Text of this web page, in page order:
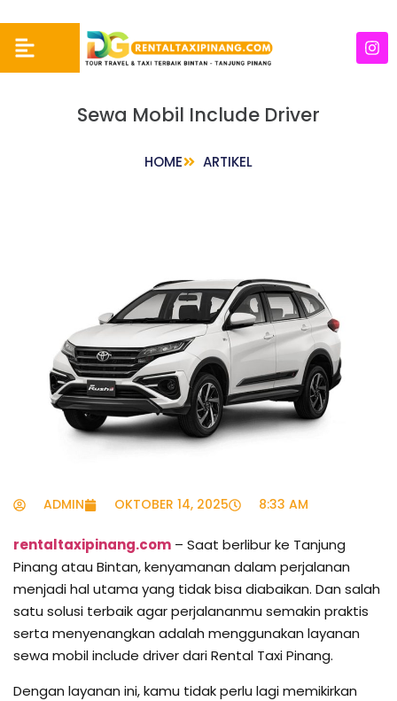
Sewa Mobil Include Driver
HOME ARTIKEL
ADMIN OKTOBER 14, 2025 8:33 AM
rentaltaxipinang.com – Saat berlibur ke Tanjung
Pinang atau Bintan, kenyamanan dalam perjalanan
menjadi hal utama yang tidak bisa diabaikan. Dan salah
satu solusi terbaik agar perjalananmu semakin praktis
serta menyenangkan adalah menggunakan layanan
sewa mobil include driver dari Rental Taxi Pinang.
Dengan layanan ini, kamu tidak perlu lagi memikirkan